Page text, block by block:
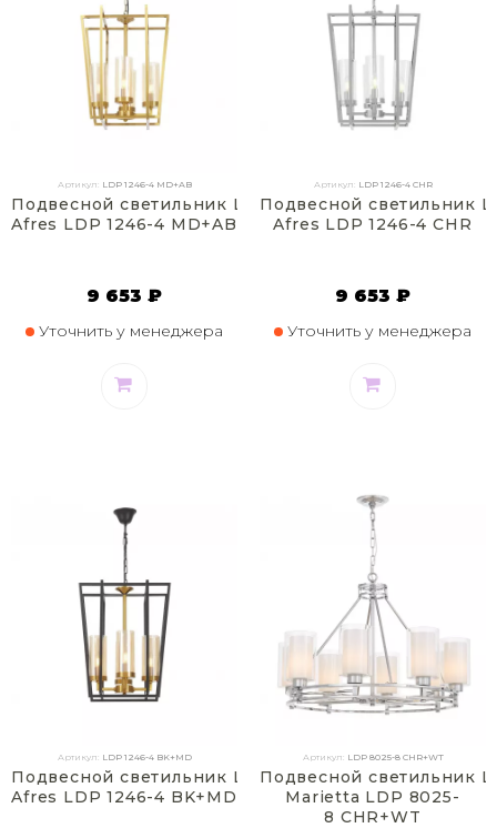
Артикул: LDP 1246-4 MD+AB
Подвесной светильник Lumina Deco
Afres LDP 1246-4 MD+AB
9 653 ₽
Уточнить у менеджера
Артикул: LDP 1246-4 CHR
Подвесной светильник
Afres LDP 1246-4 CHR
9 653 ₽
Уточнить у менеджера
Артикул: LDP 1246-4 BK+MD
Подвесной светильник Lumina Deco
Afres LDP 1246-4 BK+MD
Артикул: LDP 8025-8 CHR+WT
Подвесной светильник
Marietta LDP 8025-
8 CHR+WT